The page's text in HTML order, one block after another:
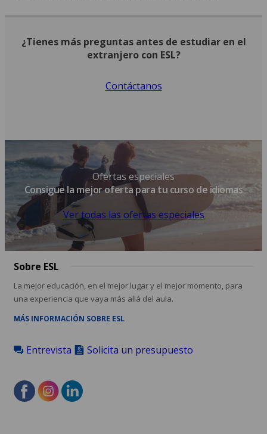
¿Tienes más preguntas antes de estudiar en el
extranjero con ESL?
Contáctanos
Ofertas especiales
Consigue la mejor oferta para tu curso de idiomas
Ver todas las ofertas especiales
Sobre ESL
La mejor educación, en el mejor lugar y el mejor momento, para
una experiencia que vaya más allá del aula.
MÁS INFORMACIÓN SOBRE ESL
Entrevista Solicita un presupuesto